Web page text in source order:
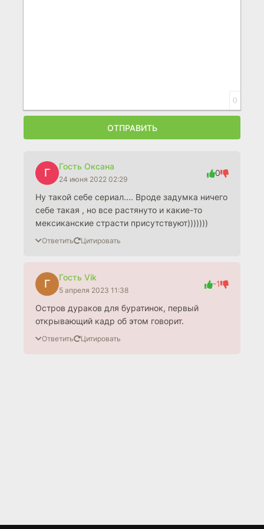
0
ОТПРАВИТЬ
Г
Гость Оксана
24 июня 2022 02:29
0
Ну такой себе сериал.... Вроде задумка ничего
себе такая , но все растянуто и какие-то
мексиканские страсти присутствуют)))))))
Ответить Цитировать
Г
Гость Vik
5 апреля 2023 11:38
-1
Остров дураков для буратинок, первый
открывающий кадр об этом говорит.
Ответить Цитировать